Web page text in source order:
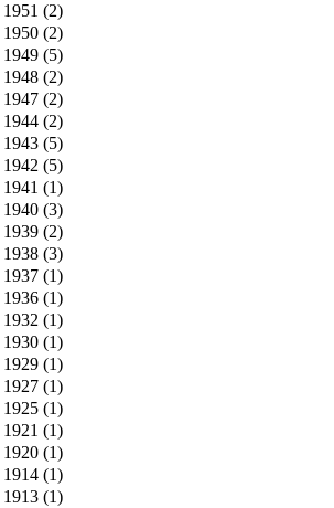
1951 (2)
1950 (2)
1949 (5)
1948 (2)
1947 (2)
1944 (2)
1943 (5)
1942 (5)
1941 (1)
1940 (3)
1939 (2)
1938 (3)
1937 (1)
1936 (1)
1932 (1)
1930 (1)
1929 (1)
1927 (1)
1925 (1)
1921 (1)
1920 (1)
1914 (1)
1913 (1)